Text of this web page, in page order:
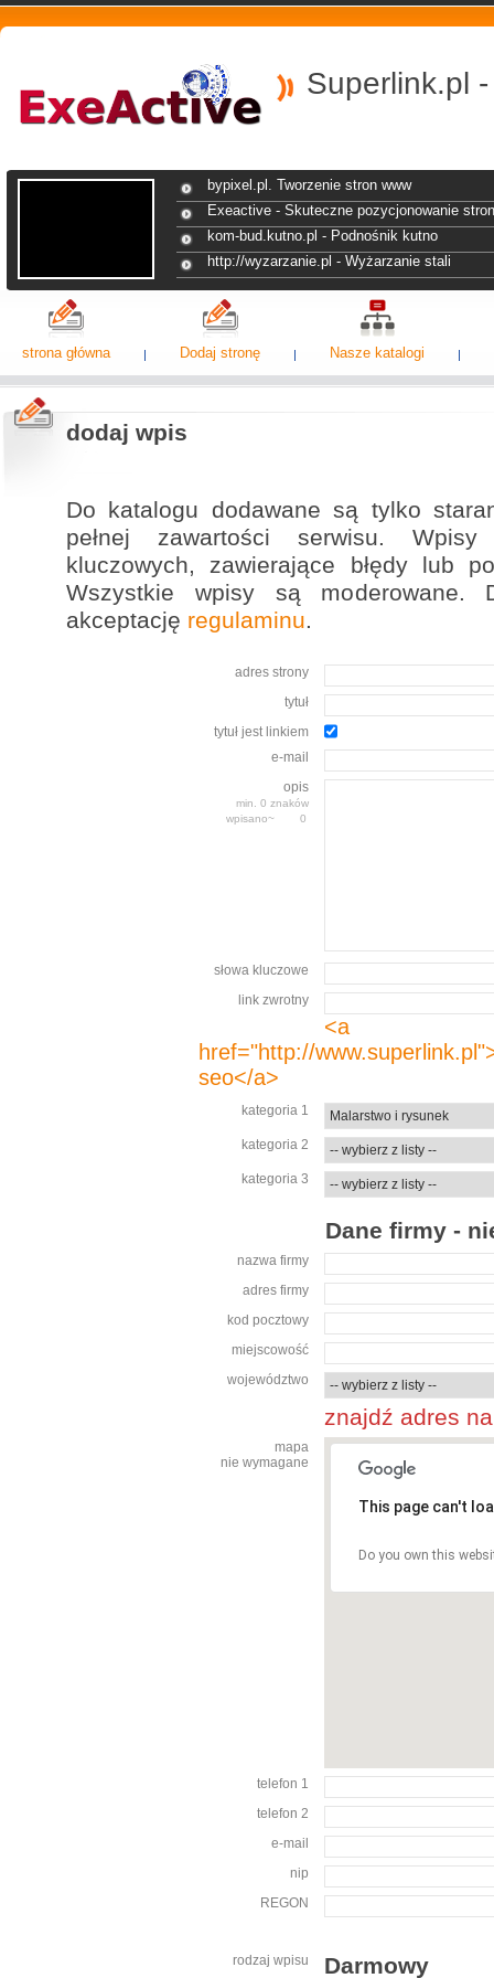
Superlink.pl
bypixel.pl. Tworzenie stron www
Exeactive - Skuteczne pozycjonowanie stron
kom-bud.kutno.pl - Podnośnik kutno
http://wyzarzanie.pl - Wyżarzanie stali
strona główna Dodaj stronę Nasze katalogi
dodaj wpis
Do katalogu dodawane są tylko
pełnej zawartości serwisu.
kluczowych, zawierające błędy lub
Wszystkie wpisy są moderowane.
akceptację regulaminu.
adres strony
tytuł
tytuł jest linkiem
e-mail
opis
min. 0 znaków
wpisano~
słowa kluczowe
link zwrotny
<a
href="http://
seo</a>
kategoria 1
kategoria 2
kategoria 3
Dane firmy -
nazwa firmy
adres firmy
kod pocztowy
miejscowość
województwo
znajdź adres
mapa
nie wymagane
This page can't
Do you own this
telefon 1
telefon 2
e-mail
nip
REGON
rodzaj wpisu Darmowy